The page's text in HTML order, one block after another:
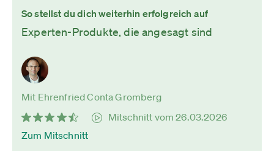
So stellst du dich weiterhin erfolgreich auf
Experten-Produkte, die angesagt sind
Mit Ehrenfried Conta Gromberg
Mitschnitt vom 26.03.2026
Zum Mitschnitt